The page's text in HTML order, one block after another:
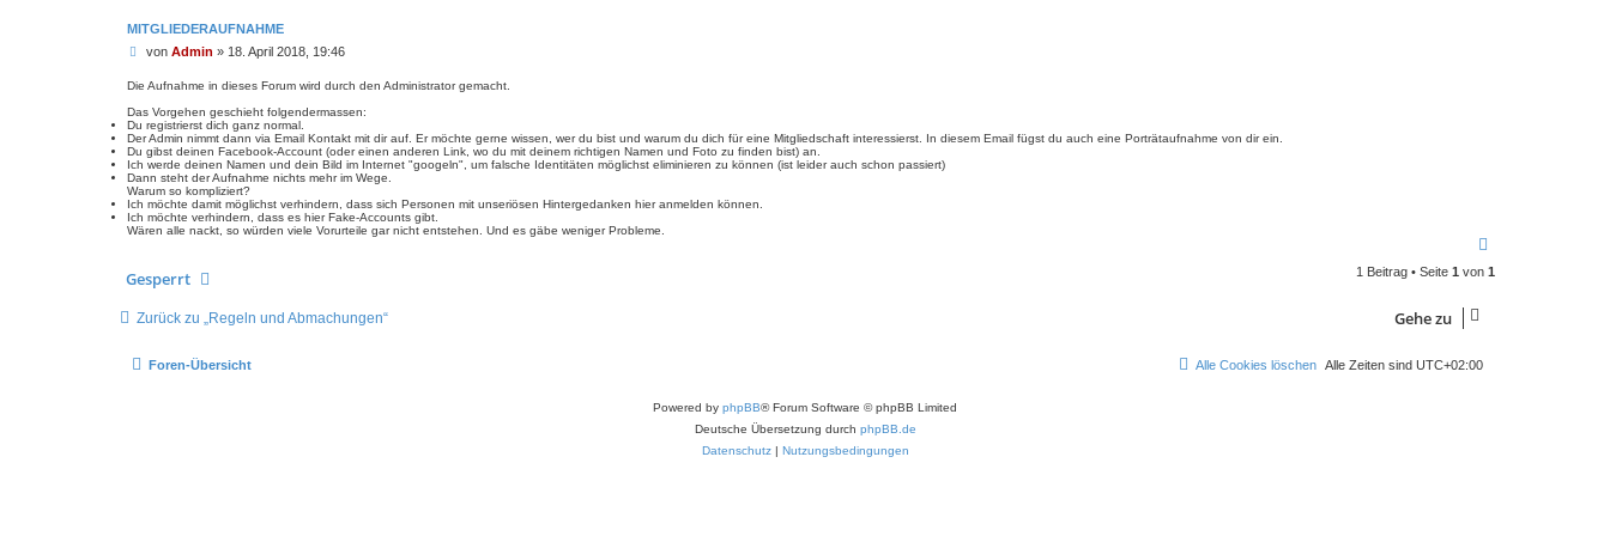
MITGLIEDERAUFNAHME
B
i
r
a
g
von Admin » 18. April 2018, 19:46
Die Aufnahme in dieses Forum wird durch den Administrator gemacht.
Das Vorgehen geschieht folgendermassen:
Du registrierst dich ganz normal.
Der Admin nimmt dann via Email Kontakt mit dir auf. Er möchte gerne wissen, wer du bist und warum du dich für eine Mitgliedschaft interessierst. In diesem Email fügst du auch eine Porträtaufnahme von dir ein.
Du gibst deinen Facebook-Account (oder einen anderen Link, wo du mit deinem richtigen Namen und Foto zu finden bist) an.
Ich werde deinen Namen und dein Bild im Internet "googeln", um falsche Identitäten möglichst eliminieren zu können (ist leider auch schon passiert)
Dann steht der Aufnahme nichts mehr im Wege.
Warum so kompliziert?
Ich möchte damit möglichst verhindern, dass sich Personen mit unseriösen Hintergedanken hier anmelden können.
Ich möchte verhindern, dass es hier Fake-Accounts gibt.
Wären alle nackt, so würden viele Vorurteile gar nicht entstehen. Und es gäbe weniger Probleme.
c
Gesperrt 1 Beitrag • Seite 1 von 1
Zurück zu „Regeln und Abmachungen“ Gehe zu
Foren-Übersicht Alle Zeiten sind UTC+02:00
Alle Cookies löschen
Powered by phpBB® Forum Software © phpBB Limited
Deutsche Übersetzung durch phpBB.de
Datenschutz| Nutzungsbedingungen